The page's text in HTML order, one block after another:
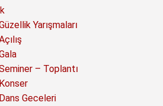
Yarışmaları
– Toplantı
Konser
Dans Geceleri